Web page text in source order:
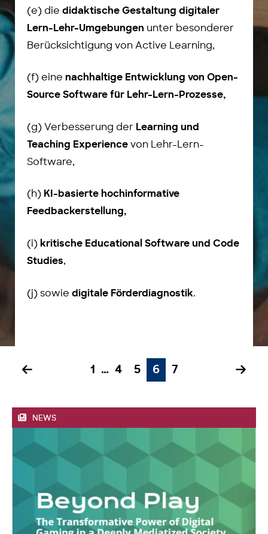
(e) die didaktische Gestaltung digitaler
Lern-Lehr-Umgebungen unter besonderer
Berücksichtigung von Active Learning,
(f) eine nachhaltige Entwicklung von Open-
Source Software für Lehr-Lern-Prozesse,
(g) Verbesserung der Learning und
Teaching Experience von Lehr-Lern-
Software,
(h) KI-basierte hochinformative
Feedbackerstellung,
(i) kritische Educational Software und Code
Studies,
(j) sowie digitale Förderdiagnostik.
1 … 4 5 6 7
NEWS